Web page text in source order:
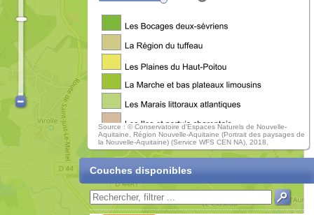
Source : © Conservatoire d'Espaces Naturels de Nouvelle-
Aquitaine, Région Nouvelle-Aquitaine (Portrait des paysages de
la Nouvelle-Aquitaine) (Service WFS CEN NA), 2018.
Couches disponibles